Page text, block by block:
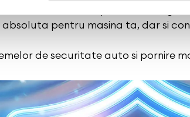
care defineste Viper si
absoluta pentru masina ta, dar si
de securitate auto si pornire